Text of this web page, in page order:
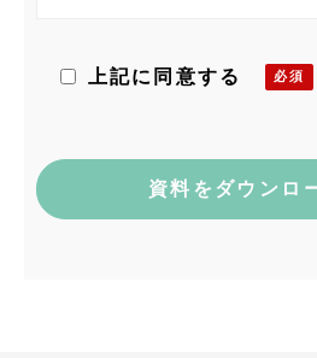
ClipLine株式会社 個人
〒101-0035 東京都千代
15 グランファースト神
電話：03-6809-3305
上記に同意する